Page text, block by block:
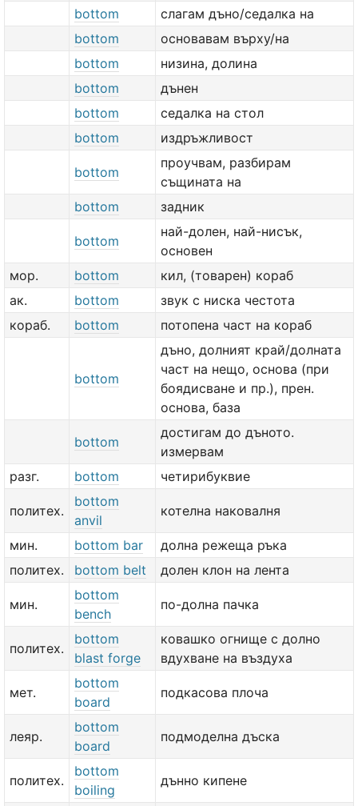
bottom
слагам дъно/седалка на
bottom
основавам върху/на
bottom
низина, долина
bottom
дънен
bottom
седалка на стол
bottom
издръжливост
bottom
проучвам, разбирам
същината на
bottom
задник
bottom
най-долен, най-нисък,
основен
мор.
bottom
кил, (товарен) кораб
ак.
bottom
звук с ниска честота
кораб.
bottom потопена част на кораб
bottom
дъно, долният край/долната
част на нещо, основа (при
боядисване и пр.), прен.
основа, база
bottom
достигам до дъното.
измервам
разг.
bottom четирибуквие
политех.
bottom
anvil
котелна наковалня
мин. bottom bar
долна режеща ръка
политех.
bottom belt долен клон на лента
мин.
bottom
bench
по-долна пачка
политех.
bottom
blast forge
ковашко огнище с долно
вдухване на въздуха
мет.
bottom
board
подкасова плоча
леяр.
bottom
board
подмоделна дъска
политех.
bottom
boiling
дънно кипене